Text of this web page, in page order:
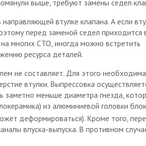
выше, требуют замены седел
втулке клапана. А если
перед заменой седел приходится
многих СТО, иногда можно встретить
ресурса деталей.
не составляет. Для этого необходима
втулки. Выпрессовка
меньше диаметра гнезда,
из алюминиевой головки
деформироваться). Кроме того,
впуска-выпуска. В противном